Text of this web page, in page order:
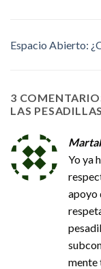
Espacio Abierto:
3
LAS
Yo ya
apoyo
mente